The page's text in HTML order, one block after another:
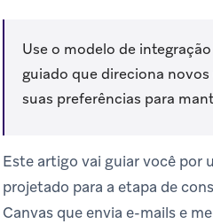
Use o modelo de
guiado que direciona
suas preferências para
Este artigo vai guiar você por
projetado para a etapa de
Canvas que envia e-mails e